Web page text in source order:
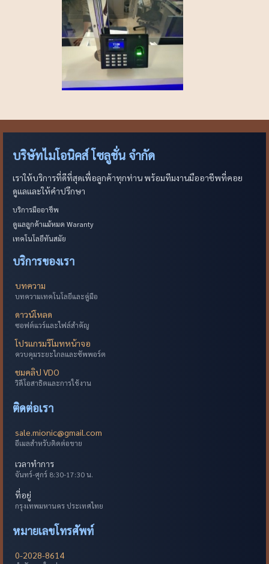
บริษัทไมโอนิคส์ โซลูชั่น จำกัด
เราให้บริการที่ดีที่สุดเพื่อลูกค้าทุกท่าน พร้อมทีมงานมืออาชีพที่คอย
ดูแลและให้คำปรึกษา
บริการมืออาชีพ
ดูแลลูกค้าแม้หมด Waranty
เทคโนโลยีทันสมัย
บริการของเรา
บทความ
บทความเทคโนโลยีและคู่มือ
ดาวน์โหลด
ซอฟต์แวร์และไฟล์สำคัญ
โปรแกรมรีโมทหน้าจอ
ควบคุมระยะไกลและซัพพอร์ต
ชมคลิป VDO
วิดีโอสาธิตและการใช้งาน
ติดต่อเรา
sale.mionic@gmail.com
อีเมลสำหรับติดต่อขาย
เวลาทำการ
จันทร์-ศุกร์ 8:30-17:30 น.
ที่อยู่
กรุงเทพมหานคร ประเทศไทย
หมายเลขโทรศัพท์
0-2028-8614